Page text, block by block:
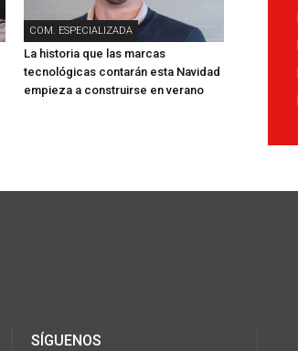
COM. ESPECIALIZADA
La historia que las marcas
tecnológicas contarán esta Navidad
empieza a construirse en verano
SÍGUENOS